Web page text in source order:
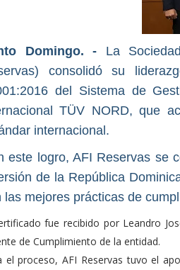
Domingo. - La
consolidó su
del Sistema de
TÜV NORD, que
internacional.
este logro, AFI Reservas se
de la República
las mejores prácticas de
fue recibido por Leandro
de Cumplimiento de la entidad.
el proceso, AFI Reservas tuvo el